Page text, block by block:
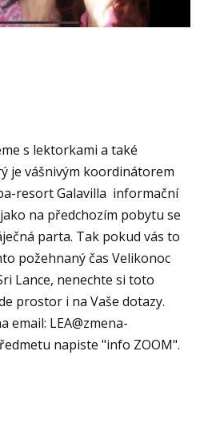
s lektorkami a také
je vášnivým koordinátorem
resort Galavilla informační
na předchozím pobytu se
parta. Tak pokud vás to
požehnaný čas Velikonoc
Lance, nenechte si toto
prostor i na Vaše dotazy.
email: LEA@zmena-
napiste "info ZOOM".